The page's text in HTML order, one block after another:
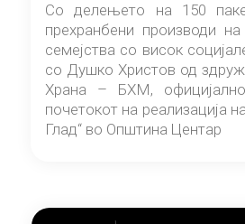
Со делењето на 150
прехранбени производи
семејства со висок
со Душко Христов од
Храна – БХМ, официјално
почетокот на реализација
Глад“ во Општина Центар